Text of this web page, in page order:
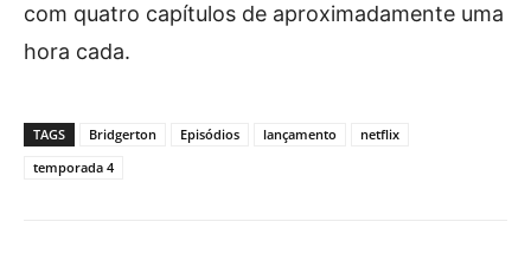
com quatro capítulos de aproximadamente uma
hora cada.
TAGS Bridgerton Episódios lançamento
netflix
temporada 4